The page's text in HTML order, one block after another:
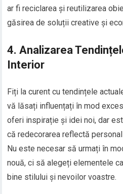
ar fi reciclarea și reutilizarea
găsirea de soluții creative și
4. Analizarea
Interior
Fiți la curent cu tendințele
vă lăsați influențați în mod
oferi inspirație și idei noi, dar
că redecorarea reflectă
Nu este necesar să urmați în
nouă, ci să alegeți elementele
bine stilului și nevoilor voastre.